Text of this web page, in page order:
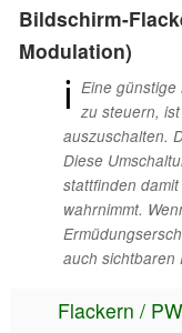
Bildschirm-
Modulation)
ℹ Eine günstige
zu steuern,
auszuschalten.
Diese
stattfinden
wahrnimmt.
auch sichtbaren
Flackern /